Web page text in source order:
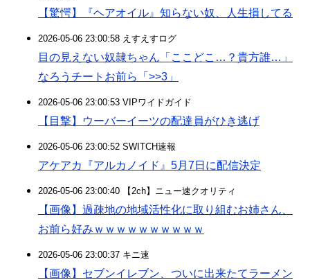
【驚愕】『ヘアオイル』知らない奴、人生損してる
2026-05-06 23:00:58 えすえすログ
目の見えない奴隷ちゃん「ここどこ…？貴方誰…」
なろうチートお前ら「>>3」
2026-05-06 23:00:53 VIPワイドガイド
【目撃】ウーバーイーツの配達員がひき逃げ
2026-05-06 23:00:52 SWITCH速報
アケアカ『アルカノイド』5月7日に配信決定
2026-05-06 23:00:40 【2ch】ニュー速クオリティ
【画像】過疎地の地域活性化に取り組むお姉さん、
お前ら好みｗｗｗｗｗｗｗｗｗｗ
2026-05-06 23:00:37 キニ速
【画像】セブンイレブン、ついに出来たてラーメン